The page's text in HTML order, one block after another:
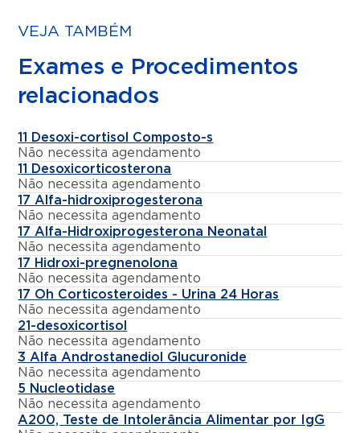
VEJA TAMBÉM
Exames e Procedimentos
relacionados
11 Desoxi-cortisol Composto-s
Não necessita agendamento
11 Desoxicorticosterona
Não necessita agendamento
17 Alfa-hidroxiprogesterona
Não necessita agendamento
17 Alfa-Hidroxiprogesterona Neonatal
Não necessita agendamento
17 Hidroxi-pregnenolona
Não necessita agendamento
17 Oh Corticosteroides - Urina 24 Horas
Não necessita agendamento
21-desoxicortisol
Não necessita agendamento
3 Alfa Androstanediol Glucuronide
Não necessita agendamento
5 Nucleotidase
Não necessita agendamento
A200, Teste de Intolerância Alimentar por IgG